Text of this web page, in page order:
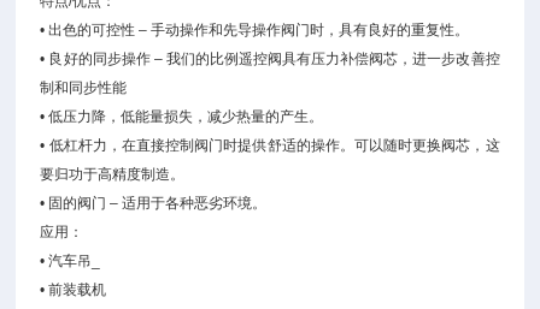
• 出色的可控性 – 手动操作和先导操作阀门时，具有良好的重复性。
• 良好的同步操作 – 我们的比例遥控阀具有压力补偿阀芯，进一步改善控
制和同步性能
• 低压力降，低能量损失，减少热量的产生。
• 低杠杆力，在直接控制阀门时提供舒适的操作。可以随时更换阀芯，这
要归功于高精度制造。
• 固的阀门 – 适用于各种恶劣环境。
应用：
• 汽车吊_
• 前装载机